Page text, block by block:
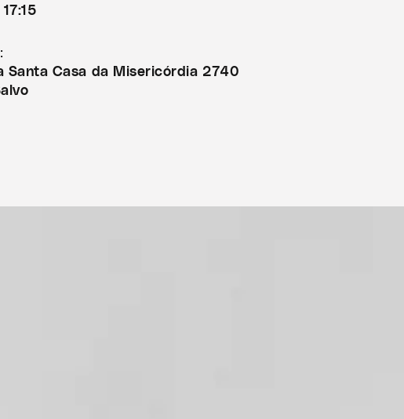
Santa Casa da Misericórdia 2740